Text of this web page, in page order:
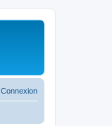
Connexion